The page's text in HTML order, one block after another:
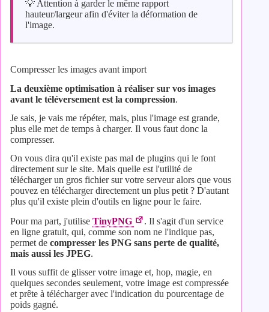
💡​ Attention à garder le même rapport
hauteur/largeur afin d'éviter la déformation de
l'image.
Compresser les images avant import
La deuxième optimisation à réaliser sur vos images
avant le téléversement est la compression.
Je sais, je vais me répéter, mais, plus l'image est grande,
plus elle met de temps à charger. Il vous faut donc la
compresser.
On vous dira qu'il existe pas mal de plugins qui le font
directement sur le site. Mais quelle est l'utilité de
télécharger un gros fichier sur votre serveur alors que vous
pouvez en télécharger directement un plus petit ? D'autant
plus qu'il existe plein d'outils en ligne pour le faire.
Pour ma part, j'utilise TinyPNG
. Il s'agit d'un service
en ligne gratuit, qui, comme son nom ne l'indique pas,
permet de compresser les PNG sans perte de qualité,
mais aussi les JPEG.
Il vous suffit de glisser votre image et, hop, magie, en
quelques secondes seulement, votre image est compressée
et prête à télécharger avec l'indication du pourcentage de
poids gagné.